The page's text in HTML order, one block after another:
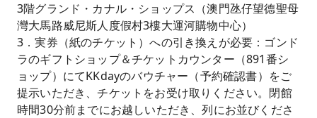
3階グランド・カナル・ショップス（澳門氹仔望德聖母
灣大馬路威尼斯人度假村3樓大運河購物中心）
3．実券（紙のチケット）への引き換えが必要：ゴンド
ラのギフトショップ＆チケットカウンター（891番シ
ョップ）にてKKdayのバウチャー（予約確認書）をご
提示いただき、チケットをお受け取りください。閉館
時間30分前までにお越しいただき、列にお並びくださ